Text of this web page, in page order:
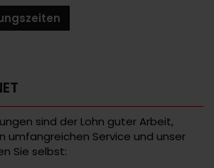
sind der Lohn guter Arbeit,
umfangreichen Service und unser
Sie selbst: